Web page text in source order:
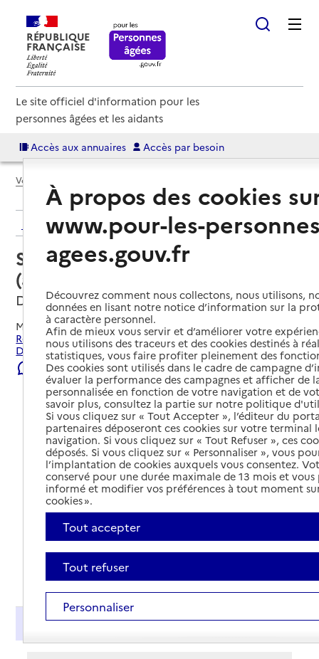
RÉPUBLIQUE
FRANÇAISE
Le site officiel d'information pour les
personnes âgées et les aidants
Accès aux annuaires Accès par besoin
Voir le fil d’Ariane
Retour aux résultats de l'annuaire
Service autonomie à domicile
(aide) – Marius
Damigny, ORNE
Mis à jour le08/08/2026
Rechercher les établissements et services autour de
Damigny.
Signaler une erreur
Présentation
À propos des cookies
www.pour-les-
agees.gouv.fr
Découvrez comment nous collectons, nous utilisons,
données en lisant notre notice d’information sur la
à caractère personnel.
Afin de mieux vous servir et d’améliorer votre
nous utilisons des traceurs et des cookies destinés à
statistiques, vous faire profiter pleinement des
Des cookies sont utilisés dans le cadre de campagne
évaluer la performance des campagnes et afficher de
personnalisée en fonction de votre navigation et de
savoir plus, consultez la partie sur notre politique
Si vous cliquez sur « Tout Accepter », l’éditeur du
partenaires déposeront ces cookies sur votre terminal
navigation. Si vous cliquez sur « Tout Refuser », ces
déposés. Si vous cliquez sur « Personnaliser », vous
l’implantation de cookies auxquels vous consentez.
conservé pour une durée maximale de 13 mois et
informé et modifier vos préférences à tout moment
cookies ».
Tout accepter
Tout refuser
Personnaliser